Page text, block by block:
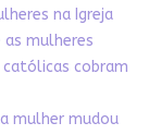
na Igreja
mulheres
católicas cobram
mulher mudou